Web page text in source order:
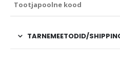
Tootjapoolne kood
TARNEMEETODID/